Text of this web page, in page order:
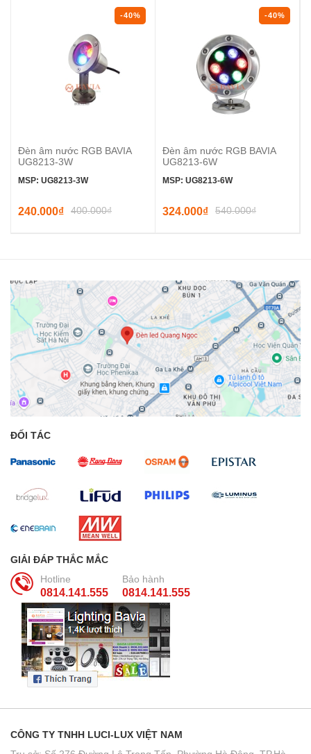
-40%
Đèn âm nước RGB BAVIA
UG8213-3W
MSP: UG8213-3W
240.000₫ 400.000₫
-40%
Đèn âm nước RGB BAVIA
UG8213-6W
MSP: UG8213-6W
324.000₫ 540.000₫
ĐỐI TÁC
GIẢI ĐÁP THẮC MẮC
Hotline
0814.141.555
Bảo hành
0814.141.555
CÔNG TY TNHH LUCI-LUX VIỆT NAM